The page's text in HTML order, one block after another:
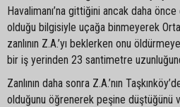
Havalimanı’na gittiğini ancak daha önce
olduğu bilgisiyle uçağa binmeyerek
zanlının Z.A.’yı beklerken onu
bir iş yerinden 23 santimetre
Zanlının daha sonra Z.A.’nın
olduğunu öğrenerek peşine düştüğünü